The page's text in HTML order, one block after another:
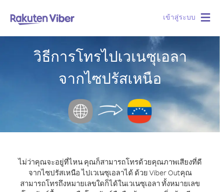
เข้าสู่ระบบ
วิธีการโทรไปเวเนซุเอลา
จากไซปรัสเหนือ
ไม่ว่าคุณจะอยู่ที่ไหน คุณก็สามารถโทรด้วยคุณภาพเสียงที่ดี
จากไซปรัสเหนือ ไปเวเนซุเอลาได้ ด้วย Viber Outคุณ
สามารถโทรถึงหมายเลขใดก็ได้ในเวเนซุเอลา ทั้งหมายเลข